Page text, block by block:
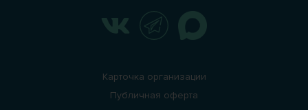
Карточка организации
Публичная оферта